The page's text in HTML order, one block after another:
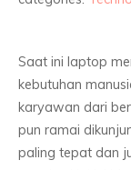
Saat ini laptop
kebutuhan
karyawan dari
pun ramai
paling tepat dan